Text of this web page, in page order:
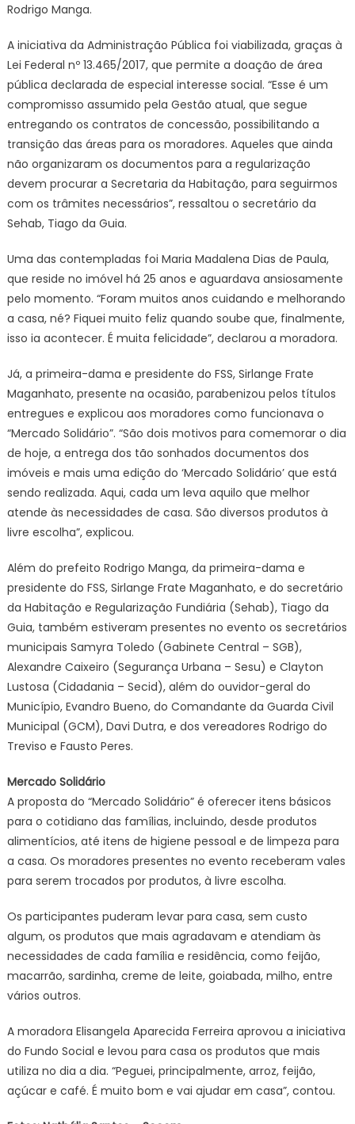
Rodrigo Manga.
A iniciativa da Administração Pública foi viabilizada, graças à
Lei Federal nº 13.465/2017, que permite a doação de área
pública declarada de especial interesse social. “Esse é um
compromisso assumido pela Gestão atual, que segue
entregando os contratos de concessão, possibilitando a
transição das áreas para os moradores. Aqueles que ainda
não organizaram os documentos para a regularização
devem procurar a Secretaria da Habitação, para seguirmos
com os trâmites necessários”, ressaltou o secretário da
Sehab, Tiago da Guia.
Uma das contempladas foi Maria Madalena Dias de Paula,
que reside no imóvel há 25 anos e aguardava ansiosamente
pelo momento. “Foram muitos anos cuidando e melhorando
a casa, né? Fiquei muito feliz quando soube que, finalmente,
isso ia acontecer. É muita felicidade”, declarou a moradora.
Já, a primeira-dama e presidente do FSS, Sirlange Frate
Maganhato, presente na ocasião, parabenizou pelos títulos
entregues e explicou aos moradores como funcionava o
“Mercado Solidário”. “São dois motivos para comemorar o dia
de hoje, a entrega dos tão sonhados documentos dos
imóveis e mais uma edição do ‘Mercado Solidário’ que está
sendo realizada. Aqui, cada um leva aquilo que melhor
atende às necessidades de casa. São diversos produtos à
livre escolha”, explicou.
Além do prefeito Rodrigo Manga, da primeira-dama e
presidente do FSS, Sirlange Frate Maganhato, e do secretário
da Habitação e Regularização Fundiária (Sehab), Tiago da
Guia, também estiveram presentes no evento os secretários
municipais Samyra Toledo (Gabinete Central – SGB),
Alexandre Caixeiro (Segurança Urbana – Sesu) e Clayton
Lustosa (Cidadania – Secid), além do ouvidor-geral do
Município, Evandro Bueno, do Comandante da Guarda Civil
Municipal (GCM), Davi Dutra, e dos vereadores Rodrigo do
Treviso e Fausto Peres.
Mercado Solidário
A proposta do “Mercado Solidário” é oferecer itens básicos
para o cotidiano das famílias, incluindo, desde produtos
alimentícios, até itens de higiene pessoal e de limpeza para
a casa. Os moradores presentes no evento receberam vales
para serem trocados por produtos, à livre escolha.
Os participantes puderam levar para casa, sem custo
algum, os produtos que mais agradavam e atendiam às
necessidades de cada família e residência, como feijão,
macarrão, sardinha, creme de leite, goiabada, milho, entre
vários outros.
A moradora Elisangela Aparecida Ferreira aprovou a iniciativa
do Fundo Social e levou para casa os produtos que mais
utiliza no dia a dia. “Peguei, principalmente, arroz, feijão,
açúcar e café. É muito bom e vai ajudar em casa”, contou.